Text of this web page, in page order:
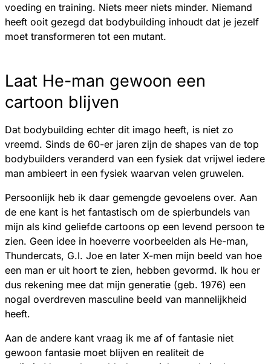
voeding en training. Niets meer niets minder. Niemand
heeft ooit gezegd dat bodybuilding inhoudt dat je jezelf
moet transformeren tot een mutant.
Laat He-man gewoon een
cartoon blijven
Dat bodybuilding echter dit imago heeft, is niet zo
vreemd. Sinds de 60-er jaren zijn de shapes van de top
bodybuilders veranderd van een fysiek dat vrijwel iedere
man ambieert in een fysiek waarvan velen gruwelen.
Persoonlijk heb ik daar gemengde gevoelens over. Aan
de ene kant is het fantastisch om de spierbundels van
mijn als kind geliefde cartoons op een levend persoon te
zien. Geen idee in hoeverre voorbeelden als He-man,
Thundercats, G.I. Joe en later X-men mijn beeld van hoe
een man er uit hoort te zien, hebben gevormd. Ik hou er
dus rekening mee dat mijn generatie (geb. 1976) een
nogal overdreven masculine beeld van mannelijkheid
heeft.
Aan de andere kant vraag ik me af of fantasie niet
gewoon fantasie moet blijven en realiteit de